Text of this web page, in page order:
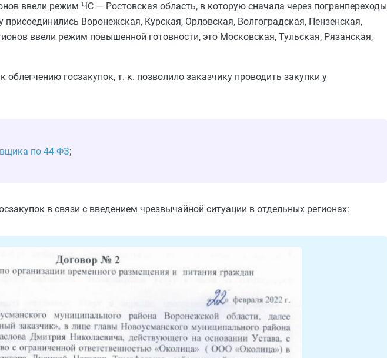
ввели режим ЧС — Ростовская область, в которую сначала через погранпереходы
Воронежская, Курская, Орловская, Волгоградская, Пензенская,
ввели режим повышенной готовности, это Московская, Тульская, Рязанская,
госзакупок, т. к. позволило заказчику проводить закупки у
по 44-ФЗ;
в связи с введением чрезвычайной ситуации в отдельных регионах: